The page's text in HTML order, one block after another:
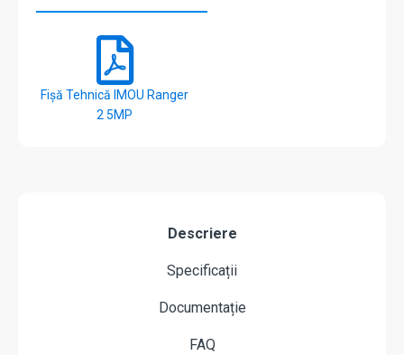
Fișă Tehnică IMOU Ranger
2 5MP
Descriere
Specificații
Documentație
FAQ